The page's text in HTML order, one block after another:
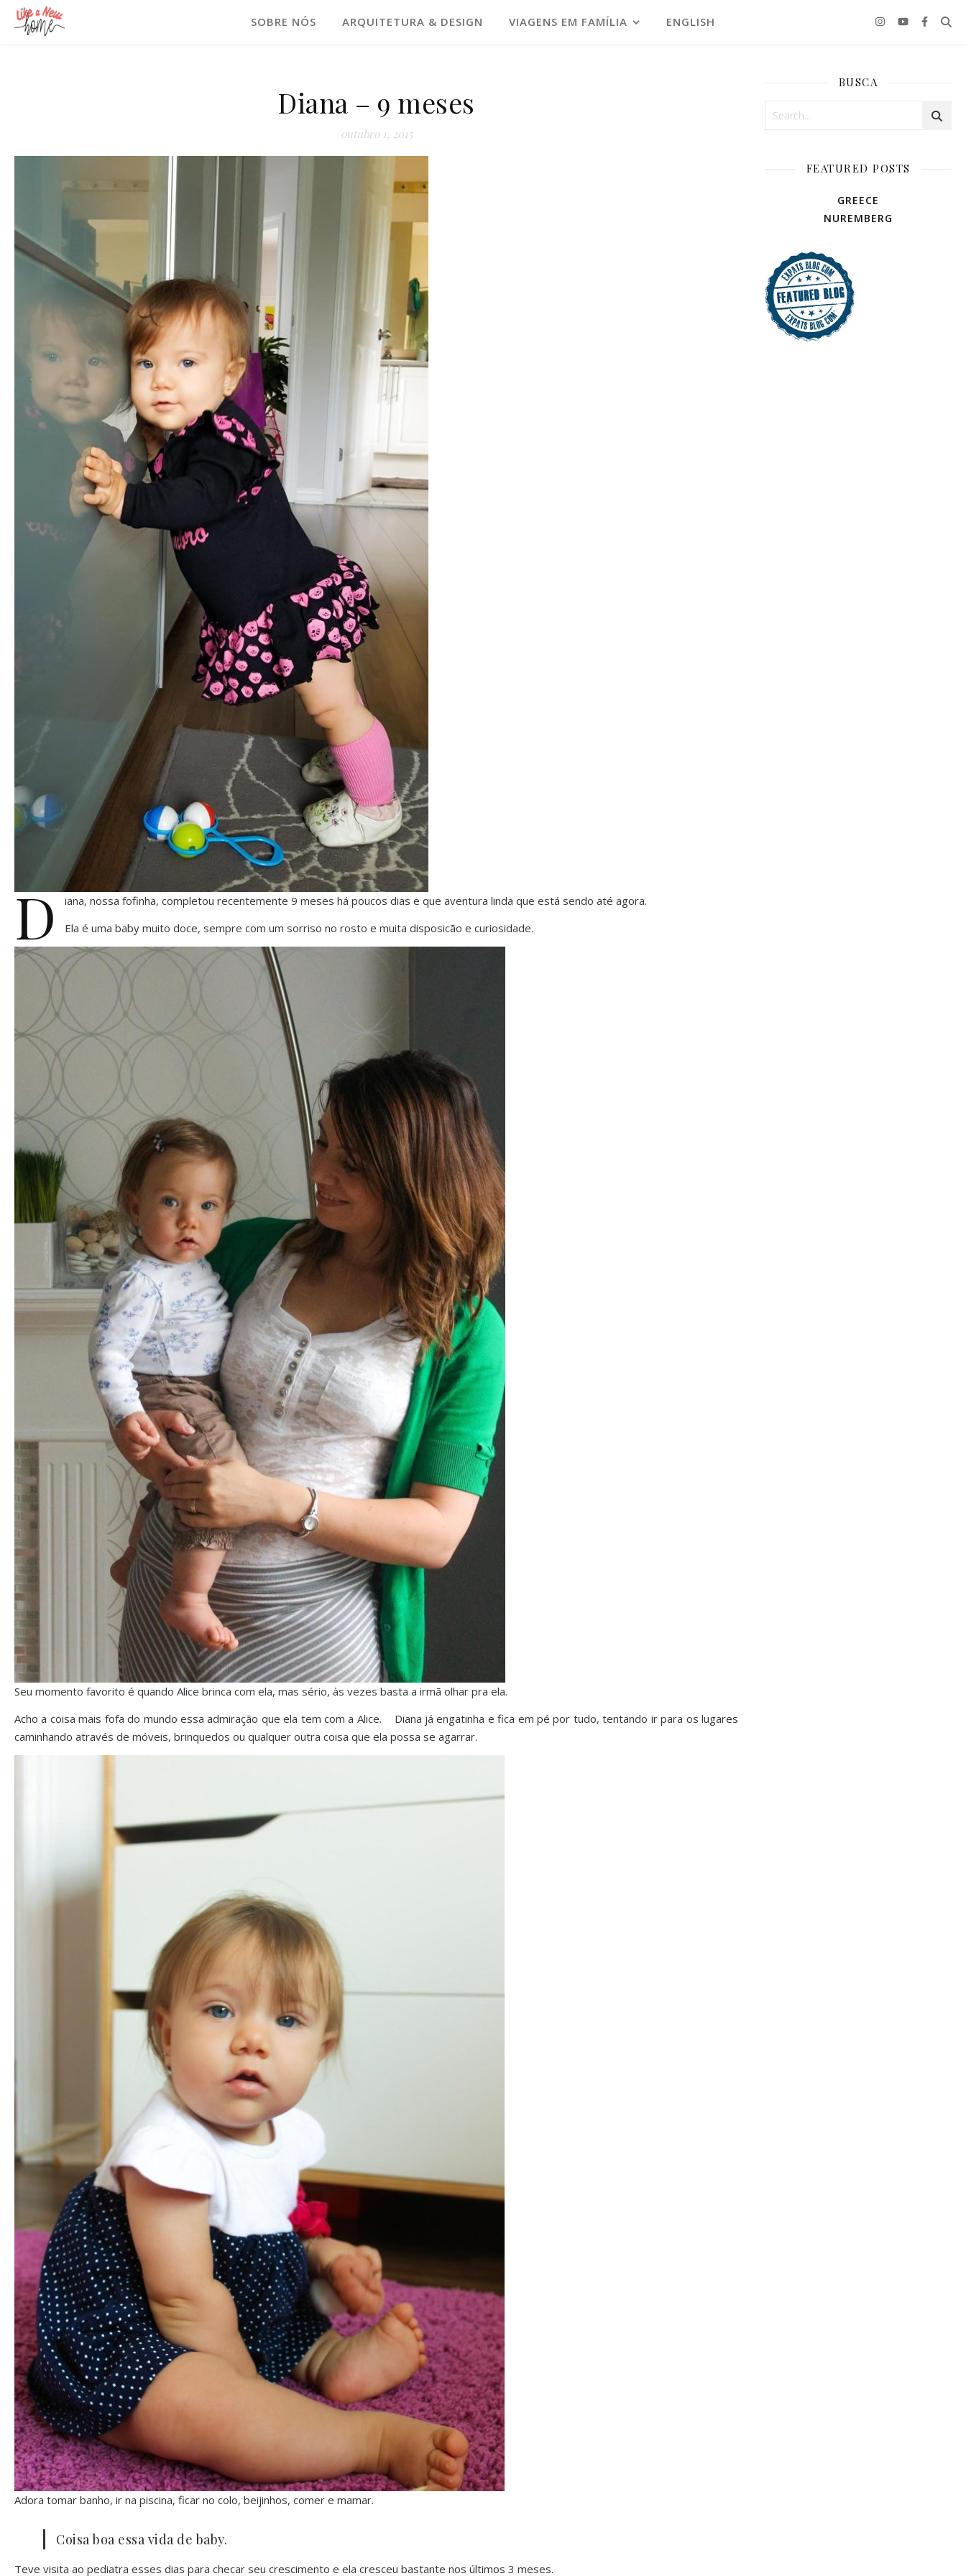
SOBRE NÓS ARQUITETURA & DESIGN VIAGENS EM FAMÍLIA ENGLISH
Diana – 9 meses
outubro 1, 2015
D iana, nossa fofinha, completou recentemente 9 meses há poucos dias e que aventura linda que está sendo até agora.
Ela é uma baby muito doce, sempre com um sorriso no rosto e muita disposicão e curiosidade.
Seu momento favorito é quando Alice brinca com ela, mas sério, às vezes basta a irmã olhar pra ela.
Acho a coisa mais fofa do mundo essa admiração que ela tem com a Alice. Diana já engatinha e fica em pé por tudo, tentando ir para os lugares
caminhando através de móveis, brinquedos ou qualquer outra coisa que ela possa se agarrar.
Adora tomar banho, ir na piscina, ficar no colo, beijinhos, comer e mamar.
Coisa boa essa vida de baby.
Teve visita ao pediatra esses dias para checar seu crescimento e ela cresceu bastante nos últimos 3 meses.
BUSCA
FEATURED POSTS
GREECE
NUREMBERG